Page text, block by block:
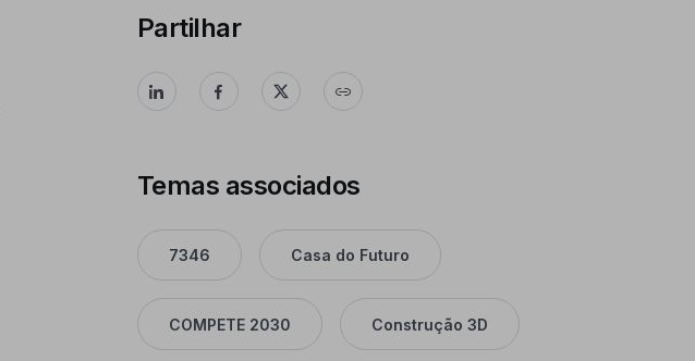
Partilhar
Temas associados
7346 Casa do Futuro
COMPETE 2030 Construção 3D